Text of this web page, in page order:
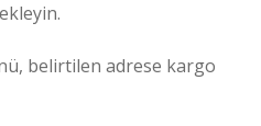
belirtilen adrese kargo